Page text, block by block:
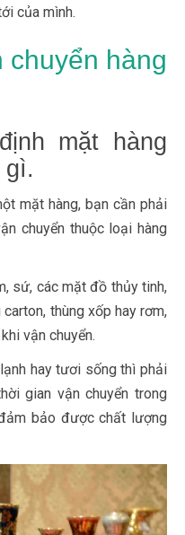
của mình.
chuyển hàng
mặt hàng
gì.
mặt hàng, bạn cần phải
chuyển thuộc loại hàng
sứ, các mặt đồ thủy tinh,
thùng xốp hay rơm,
vận chuyển.
hay tươi sống thì phải
gian vận chuyển trong
bảo được chất lượng